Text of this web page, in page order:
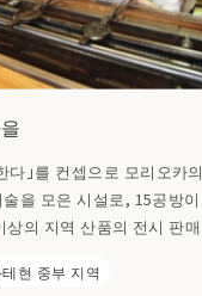
다」를 컨셉으로 모리오카
을 모은 시설로, 15공방
의 지역 산품의 전시 판
외에, 직접 장인으로부터
현 중부 지역